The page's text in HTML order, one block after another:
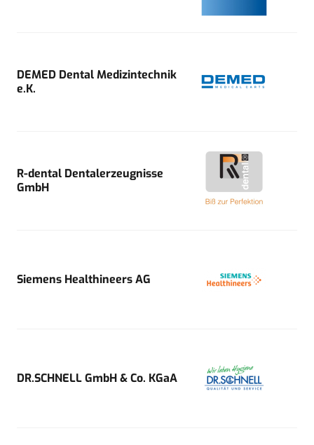
DEMED Dental Medizintechnik
e.K.
R-dental Dentalerzeugnisse
GmbH
Siemens Healthineers AG
DR.SCHNELL GmbH & Co. KGaA